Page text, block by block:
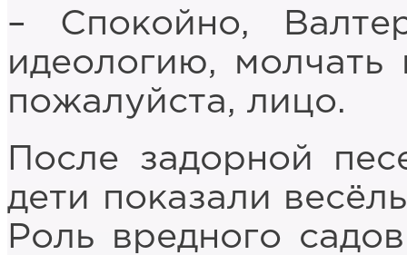
– Спокойно,
идеологию, молчать
пожалуйста, лицо.
После задорной
дети показали
Роль вредного